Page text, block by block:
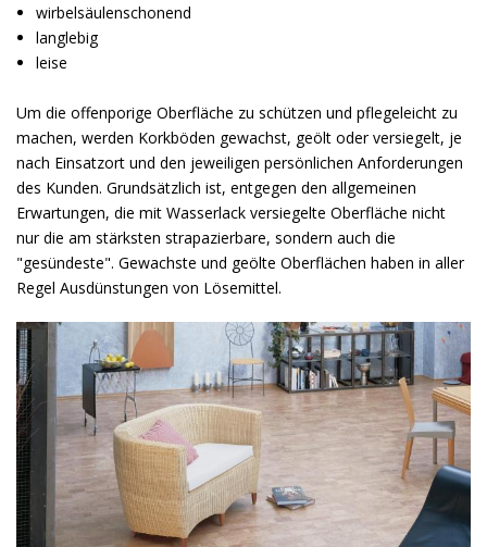
wirbelsäulenschonend
langlebig
leise
Um die offenporige Oberfläche zu schützen und pflegeleicht zu
machen, werden Korkböden gewachst, geölt oder versiegelt, je
nach Einsatzort und den jeweiligen persönlichen Anforderungen
des Kunden. Grundsätzlich ist, entgegen den allgemeinen
Erwartungen, die mit Wasserlack versiegelte Oberfläche nicht
nur die am stärksten strapazierbare, sondern auch die
"gesündeste". Gewachste und geölte Oberflächen haben in aller
Regel Ausdünstungen von Lösemittel.